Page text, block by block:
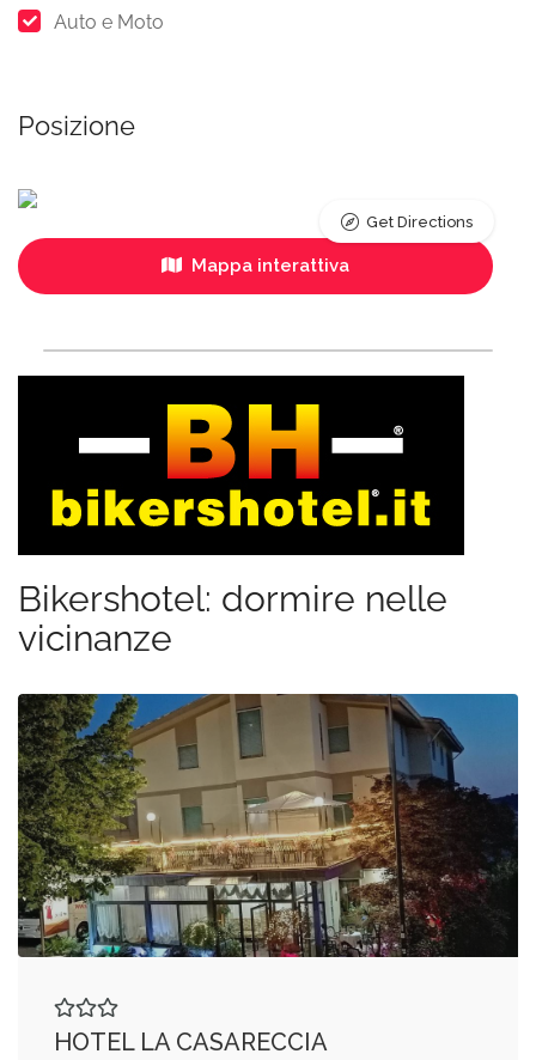
Auto e Moto
Posizione
Mappa interattiva
Get Directions
Bikershotel: dormire nelle
vicinanze
HOTEL LA CASARECCIA